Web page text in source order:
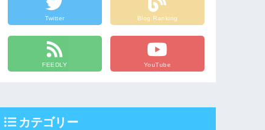
Twitter Blog Ranking
FEEDLY YouTube
カテゴリー